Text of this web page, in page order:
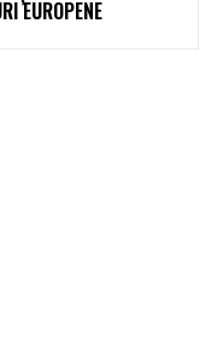
EUROPENE